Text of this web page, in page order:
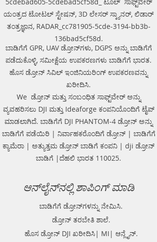
modules, battery, etc.) are assembled in a
single caseNo additional Control Unit. Any
Windows-based computer (laptop) can be
used for workingDirect connecting of
Measuring wheel and GPS to antenna
unitAntenna unit can be either mounted on
the Handcart Cart-46 or towed along the
ground by transport beltBidirectional
odometer. User can perform sounding in
both directions: back and forthLow power
consumption: not less than 8 hours of
working session before next
chargingSealed lead acid batteries
permitted for air-carryingNon- inflatable
solid wheels of the HandcartDurable
antenna body made of fiberglass
plasticReplaceable bottom protector to use
antenna without the HandcartEach
than 8 hours
ಯಂತ್ರದ ಟೋಟಲ್ ಸ್ಟೇಷನ್, 3D ಲೇಸರ್ ಸ್ಕ್ಯಾನರ್, ಲಿಡಾರ್
ತಂತ್ರಜ್ಞಾನ, RADAR_cc781905-5cde-3194-bb3b-
136bad5cf58d.
ಬಾಡಿಗೆಗೆ GPR, UAV ಡ್ರೋನ್‌ಗಳು, DGPS ಅನ್ನು ಬಾಡಿಗೆಗೆ
ಪಡೆದುಕೊಳ್ಳಿ, ಸಮೀಕ್ಷೆಯ ಉಪಕರಣಗಳು ಬಾಡಿಗೆಗೆ ಭಾರತ.
ಹೊಸ ಡ್ರೋನ್ ಸಿವಿಲ್ ಇಂಜಿನಿಯರಿಂಗ್ ಉಪಕರಣವನ್ನು
ಖರೀದಿಸಿ.
We ಡ್ರೋನ್ ಮತ್ತು ಸಂಬಂಧಿತ ಸಾಫ್ಟ್‌ವೇರ್ ಅನ್ನು
ವ್ಯವಹರಿಸಲು DJI ಮತ್ತು Ideaforge ಕಂಪನಿಯೊಂದಿಗೆ ಟೈಪ್
ಮಾಡಲಾಗಿದೆ. ಬಾಡಿಗೆಗೆ DJI PHANTOM-4 ಡ್ರೋನ್ ಅನ್ನು
ಬಾಡಿಗೆಗೆ ಪಡೆಯಿರಿ | ನಿರ್ವಾಹಕರೊಂದಿಗೆ ಡ್ರೋನ್ | ಬಾಡಿಗೆಗೆ
ಕ್ಯಾಮೆರಾ | ಅತ್ಯುತ್ತಮ ಡ್ರೋನ್ ಬಾಡಿಗೆ ಕಂಪನಿ | dji ಡ್ರೋನ್
ಬಾಡಿಗೆ |ದೆಹಲಿ ಭಾರತ 110025.
ಆನ್‌ಲೈನ್‌ನಲ್ಲಿ ಶಾಪಿಂಗ್ ಮಾಡಿ
ಬಾಡಿಗೆಗೆ ಡ್ರೋನ್‌ಗಳನ್ನು ನೇಮಿಸಿ.
ಡ್ರೋನ್ ತರಬೇತಿ ಶಾಲೆ.
ಹೊಸ ಡ್ರೋನ್ DJI ಖರೀದಿಸಿ| MI| ಆನ್ಲೈನ್.